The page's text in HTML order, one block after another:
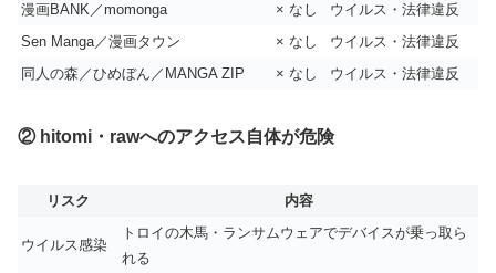
漫画BANK／momonga
× なし
ウイルス・法律違反
Sen Manga／漫画タウン
× なし
ウイルス・法律違反
同人の森／ひめぼん／MANGA ZIP
× なし ウイルス・法律違反
② hitomi・rawへのアクセス自体が危険
リスク 内容
ウイルス感染
トロイの木馬・ランサムウェアでデバイスが乗っ取ら
れる